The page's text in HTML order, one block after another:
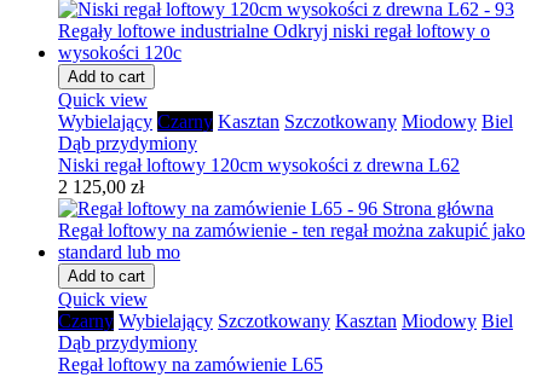
Add to cart
Quick view
Wybielający Czarny Kasztan Szczotkowany Miodowy Biel
Dąb przydymiony
Niski regał loftowy 120cm wysokości z drewna L62
2 125,00 zł
Add to cart
Quick view
Czarny Wybielający Szczotkowany Kasztan Miodowy Biel
Dąb przydymiony
Regał loftowy na zamówienie L65